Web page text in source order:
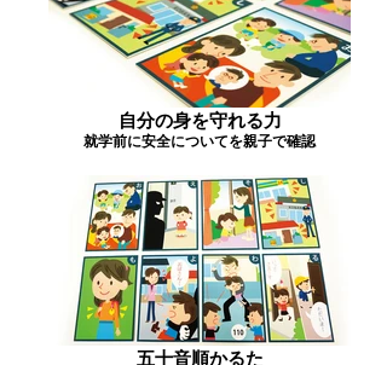
自分の身を守れる力
就学前に安全についてを親子で確認
五十音順かるた